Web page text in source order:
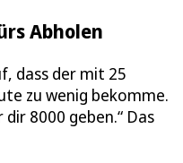
Abholen
dass der mit 25
zu wenig bekomme.
dir 8000 geben.“ Das